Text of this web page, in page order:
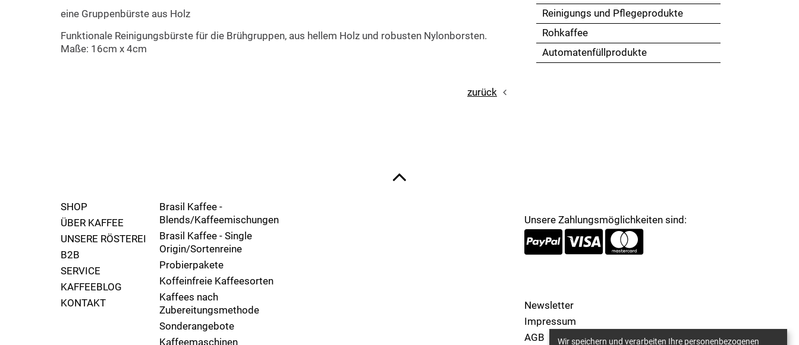
eine Gruppenbürste aus Holz
Funktionale Reinigungsbürste für die Brühgruppen, aus hellem Holz und robusten Nylonborsten.
Maße: 16cm x 4cm
zurück
Reinigungs und Pflegeprodukte
Rohkaffee
Automatenfüllprodukte
SHOP
Brasil Kaffee -
Blends/Kaffeemischungen
Brasil Kaffee - Single
Origin/Sortenreine
Probierpakete
Koffeinfreie Kaffeesorten
Kaffees nach
Zubereitungsmethode
Sonderangebote
Kaffeemaschinen
ÜBER KAFFEE
UNSERE RÖSTEREI
B2B
SERVICE
KAFFEEBLOG
KONTAKT
Unsere Zahlungsmöglichkeiten sind:
Newsletter
Impressum
AGB
Wir speichern und verarbeiten Ihre personenbezogenen